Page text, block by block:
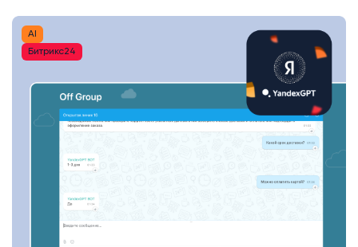
AI
Битрикс24